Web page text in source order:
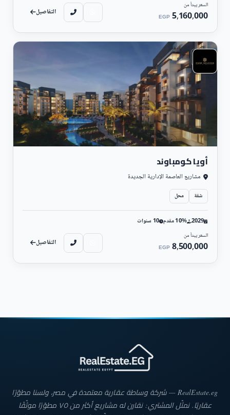
السعر يبدأ من
5,160,000
EGP التفاصيل
سكني
أويا كومباوند
مشاريع العاصمة الإدارية الجديدة
شقة محل
2029 10% مقدم 10 سنوات
السعر يبدأ من
8,500,000
EGP التفاصيل
RealEstate.eg — شركة وساطة عقارية معتمدة في مصر، ولسنا مطوّرًا
عقاريًا. نمثّل المشتري: نقارن له مشاريع أكثر من ٧٥ مطوّرًا موثّقًا